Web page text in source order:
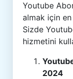
Youtube
almak için
Sizde
hizmetini
2024